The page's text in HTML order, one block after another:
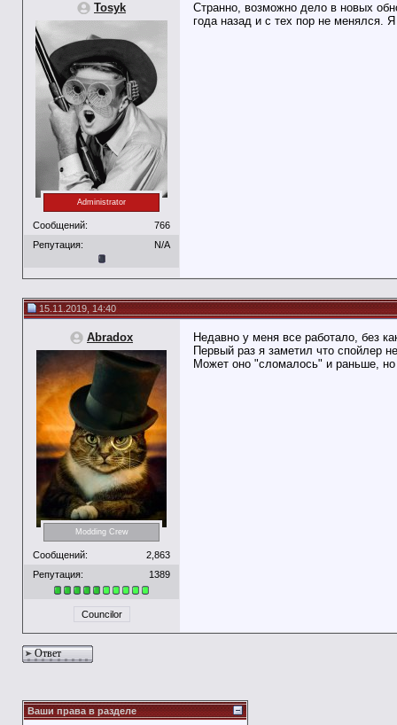
Tosyk
Administrator
Сообщений:
766
Репутация:
N/A
Странно, возможно дело в новых
года назад и с тех пор не менялся.
15.11.2019, 14:40
Abradox
Modding Crew
Сообщений:
2,863
Репутация:
1389
Councilor
Недавно у меня все работало, без
Первый раз я заметил что спойлер
Может оно "сломалось" и раньше,
Ответ
Ваши права в разделе